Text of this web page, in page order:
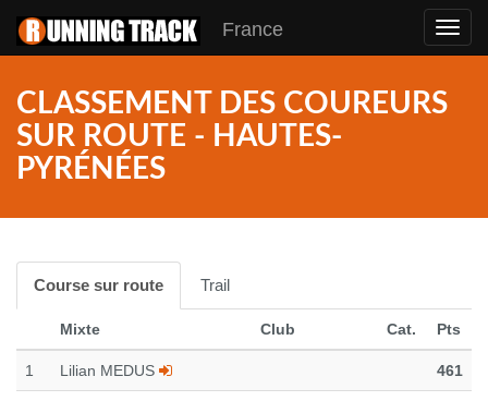
France
CLASSEMENT DES COUREURS
SUR ROUTE - HAUTES-
PYRÉNÉES
Course sur route Trail
Mixte Club Cat. Pts
1 Lilian MEDUS 461